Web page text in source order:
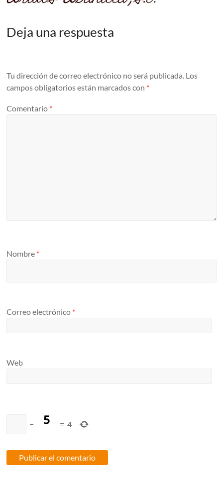
Deja una respuesta
Tu dirección de correo electrónico no será publicada. Los
campos obligatorios están marcados con *
Comentario *
Nombre *
Correo electrónico *
Web
− = 4